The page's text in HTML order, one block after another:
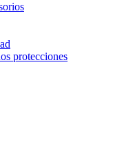
protecciones